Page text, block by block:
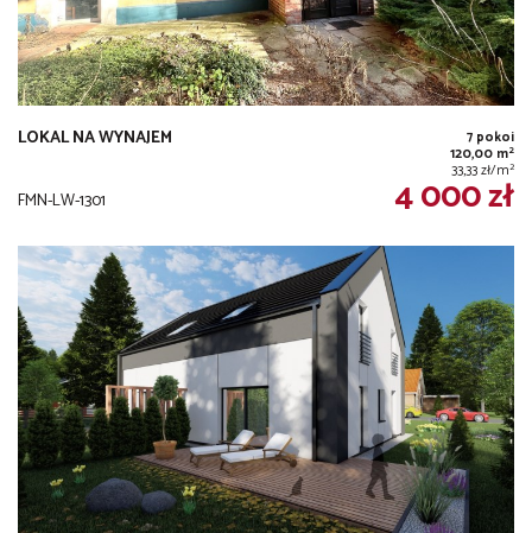
LOKAL NA WYNAJEM 7 pokoi
120,00 m2
33,33 zł/m2
FMN-LW-1301 4 000 zł